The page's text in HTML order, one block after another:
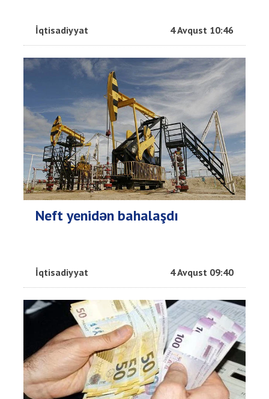
İqtisadiyyat 4 Avqust 10:46
Neft yenidən bahalaşdı
İqtisadiyyat 4 Avqust 09:40